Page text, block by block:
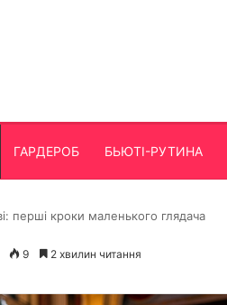
ГАРДЕРОБ БЬЮТІ-РУТИНА
перші кроки маленького глядача
9 2 хвилин читання